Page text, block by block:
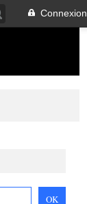
Connexion